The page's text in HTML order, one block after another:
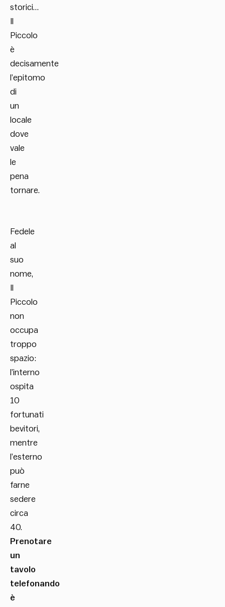
storici…
Piccolo
è
decisamente
l’epitomo
di
un
locale
dove
vale
le
pena
tornare.
Fedele
al
suo
nome,
Piccolo
non
occupa
troppo
spazio:
l’interno
ospita
10
fortunati
bevitori,
mentre
l’esterno
può
farne
sedere
circa
40.
Prenotare
un
tavolo
telefonando
è